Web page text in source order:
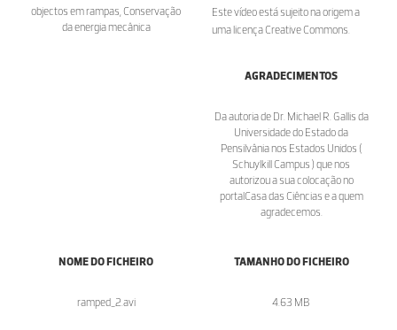
objectos em rampas, Conservação
da energia mecânica
Este vídeo está sujeito na origem a
uma licença Creative Commons.
AGRADECIMENTOS
Da autoria de Dr. Michael R. Gallis da
Universidade do Estado da
Pensilvânia nos Estados Unidos (
Schuylkill Campus ) que nos
autorizou a sua colocação no
portalCasa das Ciências e a quem
agradecemos.
NOME DO FICHEIRO
ramped_2.avi
TAMANHO DO FICHEIRO
4.63 MB